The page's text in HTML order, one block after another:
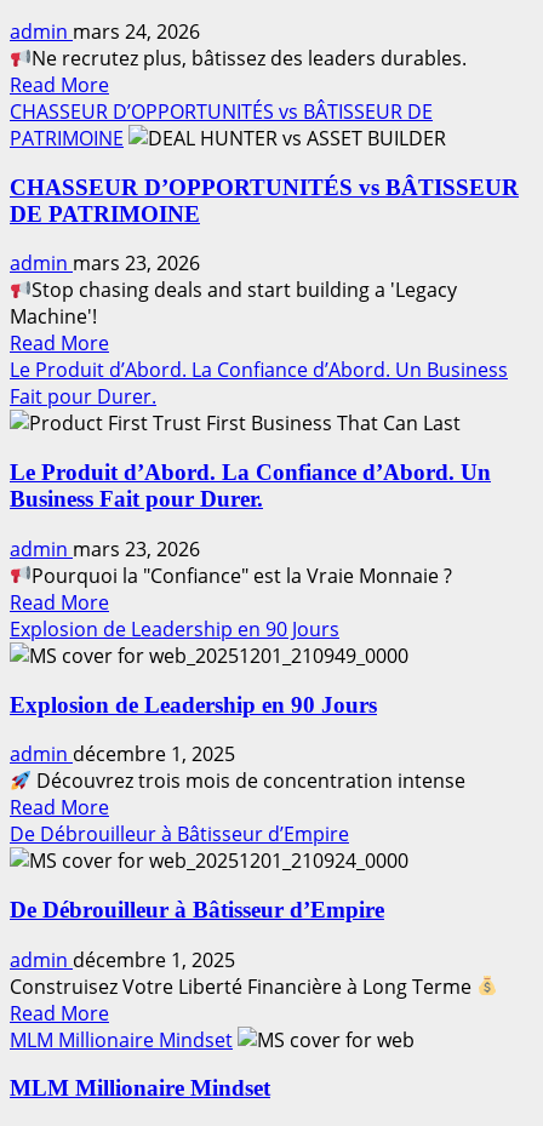
le
avec
discipline
admin mars 24, 2026
Ne recrutez plus, bâtissez des leaders durables.
Read MoreRead
more
about
Sponsoring
Professionnel
l’invitation
de
à
la
formation
de
leaders
CHASSEUR D’OPPORTUNITÉS vs BÂTISSEUR DE
PATRIMOINE
CHASSEUR D’OPPORTUNITÉS vs BÂTISSEUR
DE PATRIMOINE
admin mars 23, 2026
Stop chasing deals and start building a 'Legacy
Machine'!
Read MoreRead
more
about
CHASSEUR
vs
BÂTISSEUR
PATRIMOINE
Le Produit d’Abord. La Confiance d’Abord. Un Business
Fait pour Durer.
Le Produit d’Abord. La Confiance d’Abord. Un
Business Fait pour Durer.
admin mars 23, 2026
Pourquoi la "Confiance" est la Vraie Monnaie ?
Read MoreRead
more
about
Produit
La
Confiance
d’Abord.
Un
Business
Fait
pour
Durer.
Explosion de Leadership en 90 Jours
Explosion de Leadership en 90 Jours
admin décembre 1, 2025
Découvrez trois mois de concentration intense
Read MoreRead
more
about
de
en
90
Jours
De Débrouilleur à Bâtisseur d’Empire
De Débrouilleur à Bâtisseur d’Empire
admin décembre 1, 2025
Construisez Votre Liberté Financière à Long Terme
Read MoreRead
more
De
MLM Millionaire Mindset
MLM Millionaire Mindset